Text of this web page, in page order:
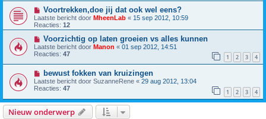
Voortrekken,doe jij dat ook wel eens?
Laatste bericht door MheenLab « 15 sep 2012, 10:59
Reacties: 12
Voorzichtig op laten groeien vs alles kunnen
Laatste bericht door Manon « 01 sep 2012, 14:51
Reacties: 47 1 2 3 4
bewust fokken van kruizingen
Laatste bericht door SuzanneRene « 29 aug 2012, 13:04
Reacties: 47 1 2 3 4
Nieuw onderwerp